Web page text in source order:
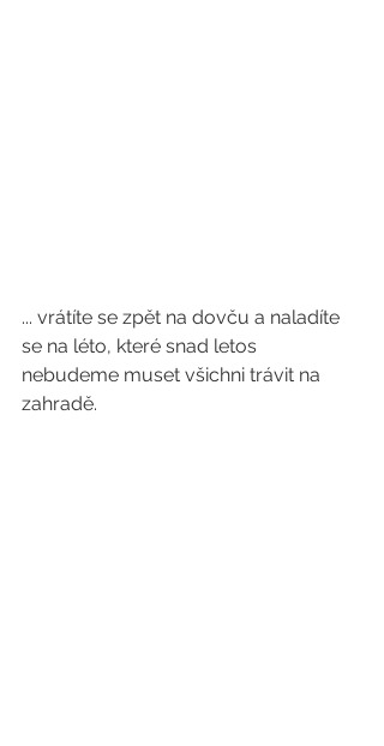
... vrátíte se zpět na dovču a naladíte
se na léto, které snad letos
nebudeme muset všichni trávit na
zahradě.